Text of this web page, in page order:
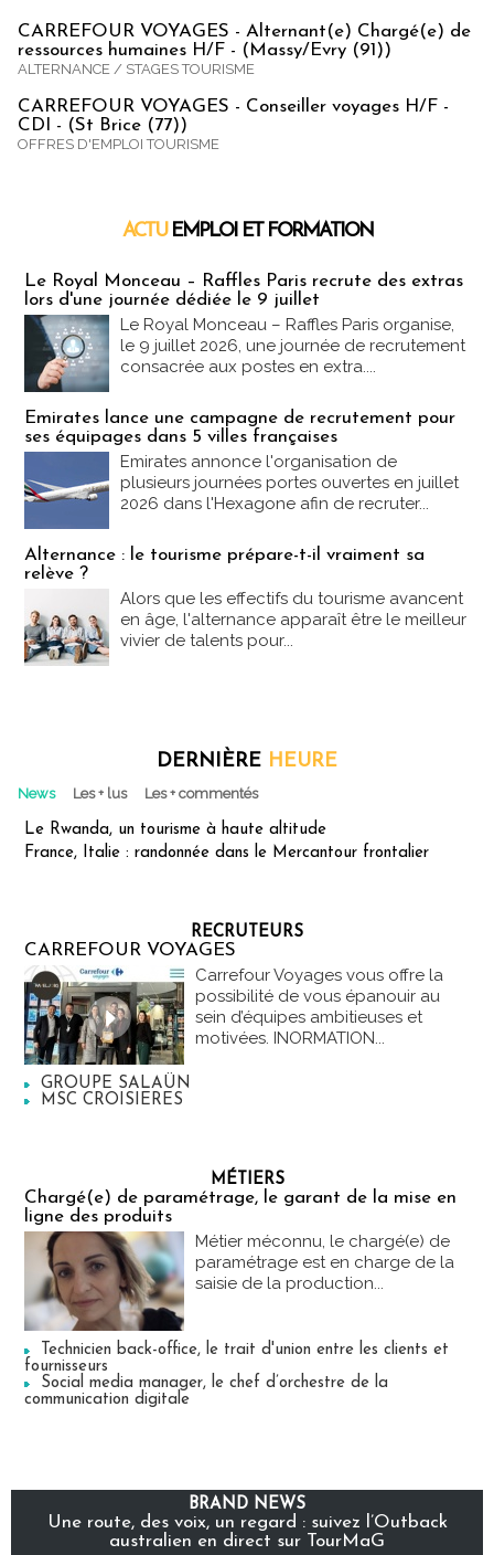
CARREFOUR VOYAGES - Alternant(e) Chargé(e) de
ressources humaines H/F - (Massy/Evry (91))
ALTERNANCE / STAGES TOURISME
CARREFOUR VOYAGES - Conseiller voyages H/F -
CDI - (St Brice (77))
OFFRES D'EMPLOI TOURISME
ACTU EMPLOI ET FORMATION
Le Royal Monceau – Raffles Paris recrute des extras
lors d'une journée dédiée le 9 juillet
Le Royal Monceau – Raffles Paris organise,
le 9 juillet 2026, une journée de recrutement
consacrée aux postes en extra....
Emirates lance une campagne de recrutement pour
ses équipages dans 5 villes françaises
Emirates annonce l'organisation de
plusieurs journées portes ouvertes en juillet
2026 dans l'Hexagone afin de recruter...
Alternance : le tourisme prépare-t-il vraiment sa
relève ?
Alors que les effectifs du tourisme avancent
en âge, l'alternance apparaît être le meilleur
vivier de talents pour...
DERNIÈRE HEURE
News Les + lus Les + commentés
Le Rwanda, un tourisme à haute altitude
France, Italie : randonnée dans le Mercantour frontalier
RECRUTEURS
CARREFOUR VOYAGES
Carrefour Voyages vous offre la
possibilité de vous épanouir au
sein d’équipes ambitieuses et
motivées. INORMATION...
GROUPE SALAÜN
MSC CROISIERES
MÉTIERS
Chargé(e) de paramétrage, le garant de la mise en
ligne des produits
Métier méconnu, le chargé(e) de
paramétrage est en charge de la
saisie de la production...
Technicien back-office, le trait d'union entre les clients et
fournisseurs
Social media manager, le chef d’orchestre de la
communication digitale
BRAND NEWS
Une route, des voix, un regard : suivez l’Outback
australien en direct sur TourMaG